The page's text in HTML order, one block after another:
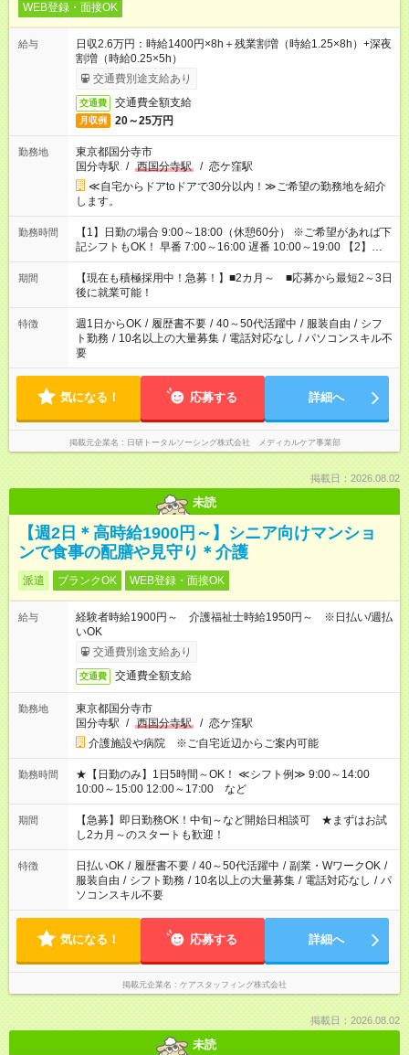
WEB登録・面接OK
給与
日収2.6万円：時給1400円×8h＋残業割増（時給1.25×8h）+深夜
割増（時給0.25×5h）
交通費別途支給あり
交通費 交通費全額支給
月収例 20～25万円
勤務地
東京都国分寺市
国分寺駅 / 西国分寺駅 / 恋ケ窪駅
≪自宅からドアtoドアで30分以内！≫ご希望の勤務地を紹介
します。
勤務時間
【1】日勤の場合 9:00～18:00（休憩60分） ※ご希望があれば下
記シフトもOK！ 早番 7:00～16:00 遅番 10:00～19:00 【2】夜
勤の場合 16:30～翌9:30 16:30～翌10:30など ※Wワーク希望の
方へ 今ご覧のお仕事で希望する勤務時間と、もう1つのお仕事の
勤務時間。 合計で週40時間を超える場合は応募できません。
期間
【現在も積極採用中！急募！】■2カ月～ ■応募から最短2～3日
後に就業可能！
特徴 週1日からOK / 履歴書不要 / 40～50代活躍中 / 服装自由 / シフ
ト勤務 / 10名以上の大量募集 / 電話対応なし / パソコンスキル不
要
気になる！ 応募する 詳細へ
掲載元企業名 日研トータルソーシング株式会社 メディカルケア事業部
掲載日：2026.08.02
未読
【週2日＊高時給1900円～】シニア向けマンショ
ンで食事の配膳や見守り＊介護
派遣 ブランクOK WEB登録・面接OK
給与
経験者時給1900円～ 介護福祉士時給1950円～ ※日払い/週払
いOK
交通費別途支給あり
交通費 交通費全額支給
勤務地
東京都国分寺市
国分寺駅 / 西国分寺駅 / 恋ケ窪駅
介護施設や病院 ※ご自宅近辺からご案内可能
勤務時間
★【日勤のみ】1日5時間～OK！ ≪シフト例≫ 9:00～14:00
10:00～15:00 12:00～17:00 など
期間
【急募】即日勤務OK！中旬～など開始日相談可 ★まずはお試
し2カ月～のスタートも歓迎！
特徴 日払いOK / 履歴書不要 / 40～50代活躍中 / 副業・WワークOK /
服装自由 / シフト勤務 / 10名以上の大量募集 / 電話対応なし / パ
ソコンスキル不要
気になる！ 応募する 詳細へ
掲載元企業名 ケアスタッフィング株式会社
掲載日：2026.08.02
未読